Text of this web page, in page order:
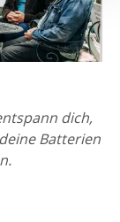
dich,
Batterien